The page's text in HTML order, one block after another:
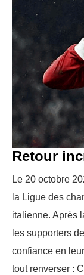
Retour
Le 20 octobre
la Ligue des
italienne. Après
les supporters
confiance en
tout renverser :